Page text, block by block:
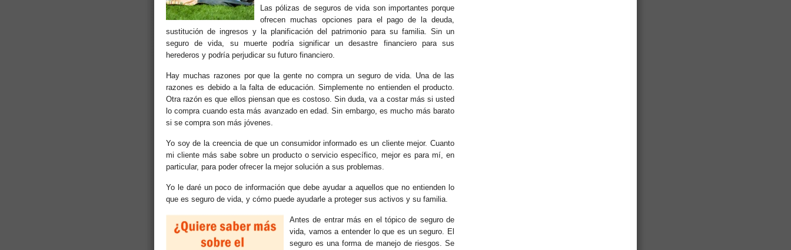
Las pólizas de seguros de vida son importantes porque
ofrecen muchas opciones para el pago de la deuda,
sustitución de ingresos y la planificación del patrimonio para su familia. Sin un
seguro de vida, su muerte podría significar un desastre financiero para sus
herederos y podría perjudicar su futuro financiero.
Hay muchas razones por que la gente no compra un seguro de vida. Una de las
razones es debido a la falta de educación. Simplemente no entienden el producto.
Otra razón es que ellos piensan que es costoso. Sin duda, va a costar más si usted
lo compra cuando esta más avanzado en edad. Sin embargo, es mucho más barato
si se compra son más jóvenes.
Yo soy de la creencia de que un consumidor informado es un cliente mejor. Cuanto
mi cliente más sabe sobre un producto o servicio específico, mejor es para mí, en
particular, para poder ofrecer la mejor solución a sus problemas.
Yo le daré un poco de información que debe ayudar a aquellos que no entienden lo
que es seguro de vida, y cómo puede ayudarle a proteger sus activos y su familia.
Antes de entrar más en el tópico de seguro de
vida, vamos a entender lo que es un seguro. El
seguro es una forma de manejo de riesgos. Se